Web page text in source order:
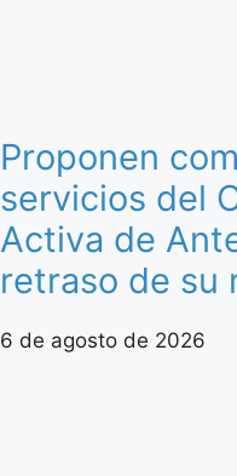
Proponen
servicios del
Activa de
retraso de su
6 de agosto de 2026